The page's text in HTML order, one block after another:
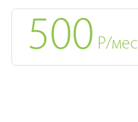
500 Р/мес